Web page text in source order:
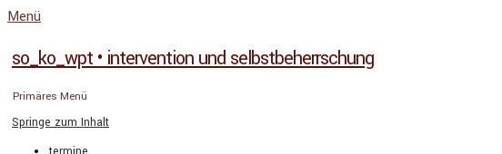
Menü
so_ko_wpt • intervention und selbstbeherrschung
Primäres Menü
Springe zum Inhalt